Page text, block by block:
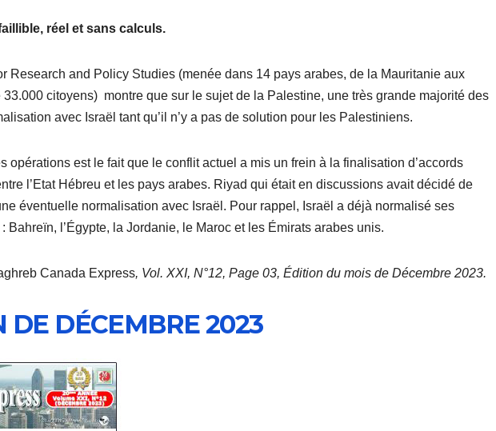
réel et sans calculs.
Research and Policy Studies (menée dans 14 pays arabes, de la Mauritanie aux
citoyens) montre que sur le sujet de la Palestine, une très grande majorité des
avec Israël tant qu’il n’y a pas de solution pour les Palestiniens.
opérations est le fait que le conflit actuel a mis un frein à la finalisation d’accords
l’Etat Hébreu et les pays arabes. Riyad qui était en discussions avait décidé de
éventuelle normalisation avec Israël. Pour rappel, Israël a déjà normalisé ses
Bahreïn, l’Égypte, la Jordanie, le Maroc et les Émirats arabes unis.
Canada Express, Vol. XXI, N°12, Page 03, Édition du mois de Décembre 2023.
DE DÉCEMBRE 2023